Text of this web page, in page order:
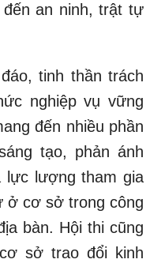
an ninh, trật tự
tinh thần trách
nghiệp vụ vững
đến nhiều phần
tạo, phản ánh
lực lượng tham gia
ở cơ sở trong công
bàn. Hội thi cũng
sở trao đổi kinh